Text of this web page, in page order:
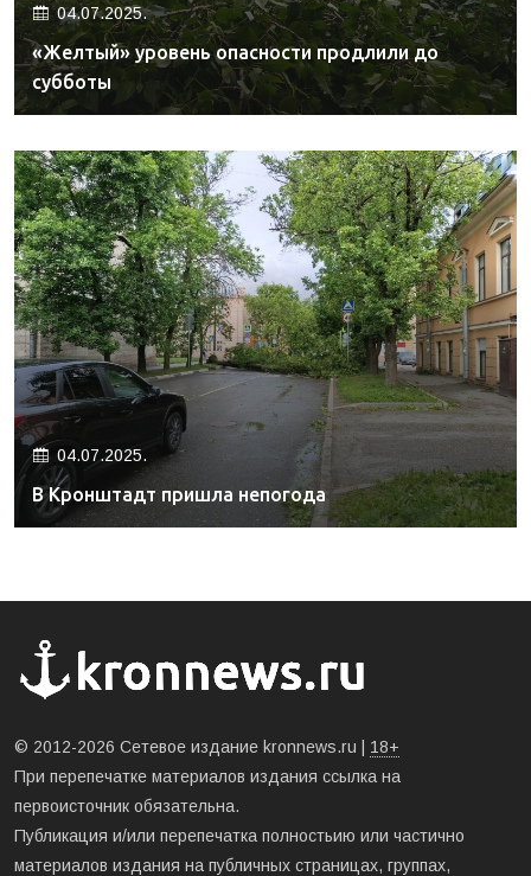
04.07.2025.
«Желтый» уровень опасности продлили до
субботы
04.07.2025.
В Кронштадт пришла непогода
© 2012-2026 Сетевое издание kronnews.ru | 18+
При перепечатке материалов издания ссылка на
первоисточник обязательна.
Публикация и/или перепечатка полностьию или частично
материалов издания на публичных страницах, группах,